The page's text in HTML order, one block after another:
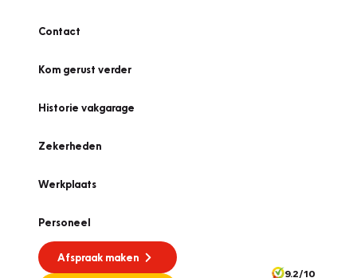
Contact
Kom gerust verder
Historie vakgarage
Zekerheden
Werkplaats
Personeel
Afspraak maken
9.2/10